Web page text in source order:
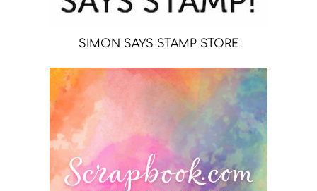
SIMON SAYS STAMP STORE